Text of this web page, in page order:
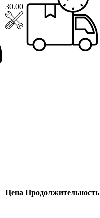
30.00
Цена Продолжительность